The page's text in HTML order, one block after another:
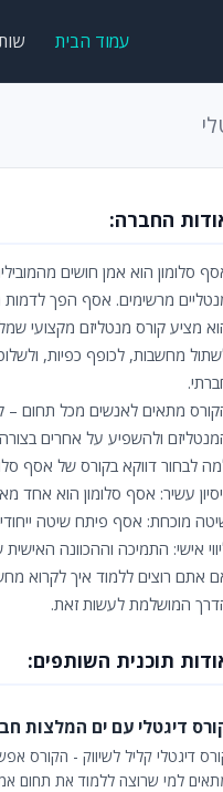
עמוד הבית
החברה:
סלומון הוא אמן חושים
מרשימים. אסף הפך לדמות
מציע קורס מנטליזם מקצועי
מחשבות, לכופף כפיות,
מתאים לאנשים מכל תחום –
ולהשפיע על אחרים
לבחור דווקא בקורס של אסף
עשיר: אסף סלומון הוא אחד
מוכחת: אסף פיתח שיטה
אישי: התמיכה וההכוונה
אתם רוצים ללמוד איך לקרוא
המושלמת לעשות זאת.
תוכנית השותפים:
דיגטלי עם ים המלצות
דיגטלי קליל לשיווק - הקורס
למי שרוצה ללמוד את תחום